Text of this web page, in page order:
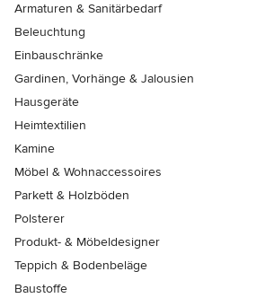
Armaturen & Sanitärbedarf
Beleuchtung
Einbauschränke
Gardinen, Vorhänge & Jalousien
Hausgeräte
Heimtextilien
Kamine
Möbel & Wohnaccessoires
Parkett & Holzböden
Polsterer
Produkt- & Möbeldesigner
Teppich & Bodenbeläge
Baustoffe